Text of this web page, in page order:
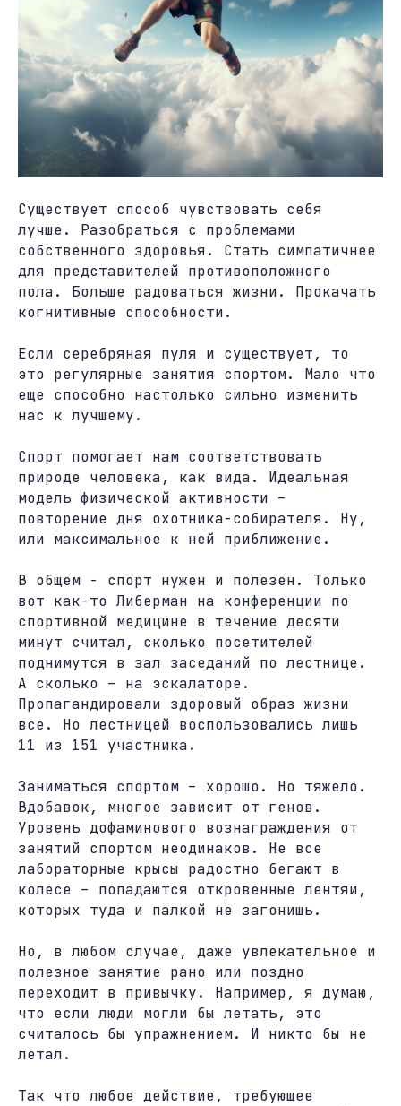
Существует способ чувствовать себя
лучше. Разобраться с проблемами
собственного здоровья. Стать симпатичнее
для представителей противоположного
пола. Больше радоваться жизни. Прокачать
когнитивные способности.
Если серебряная пуля и существует, то
это регулярные занятия спортом. Мало что
еще способно настолько сильно изменить
нас к лучшему.
Спорт помогает нам соответствовать
природе человека, как вида. Идеальная
модель физической активности –
повторение дня охотника-собирателя. Ну,
или максимальное к ней приближение.
В общем - спорт нужен и полезен. Только
вот как-то Либерман на конференции по
спортивной медицине в течение десяти
минут считал, сколько посетителей
поднимутся в зал заседаний по лестнице.
А сколько – на эскалаторе.
Пропагандировали здоровый образ жизни
все. Но лестницей воспользовались лишь
11 из 151 участника.
Заниматься спортом – хорошо. Но тяжело.
Вдобавок, многое зависит от генов.
Уровень дофаминового вознаграждения от
занятий спортом неодинаков. Не все
лабораторные крысы радостно бегают в
колесе – попадаются откровенные лентяи,
которых туда и палкой не загонишь.
Но, в любом случае, даже увлекательное и
полезное занятие рано или поздно
переходит в привычку. Например, я думаю,
что если люди могли бы летать, это
считалось бы упражнением. И никто бы не
летал.
Так что любое действие, требующее